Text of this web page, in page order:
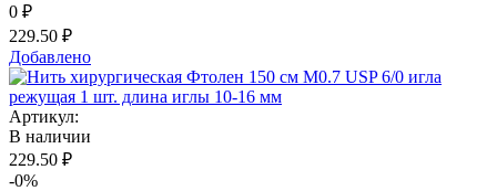
0 ₽
229.50 ₽
Добавлено
Артикул:
В наличии
229.50 ₽
-0%